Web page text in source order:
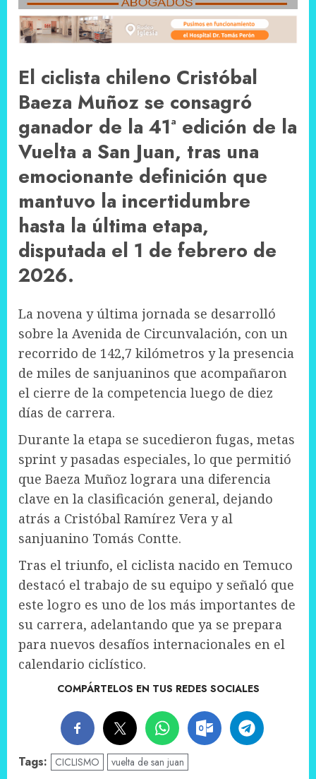
El ciclista chileno Cristóbal
Baeza Muñoz se consagró
ganador de la 41ª edición de la
Vuelta a San Juan, tras una
emocionante definición que
mantuvo la incertidumbre
hasta la última etapa,
disputada el 1 de febrero de
2026.
La novena y última jornada se desarrolló
sobre la Avenida de Circunvalación, con un
recorrido de 142,7 kilómetros y la presencia
de miles de sanjuaninos que acompañaron
el cierre de la competencia luego de diez
días de carrera.
Durante la etapa se sucedieron fugas, metas
sprint y pasadas especiales, lo que permitió
que Baeza Muñoz lograra una diferencia
clave en la clasificación general, dejando
atrás a Cristóbal Ramírez Vera y al
sanjuanino Tomás Contte.
Tras el triunfo, el ciclista nacido en Temuco
destacó el trabajo de su equipo y señaló que
este logro es uno de los más importantes de
su carrera, adelantando que ya se prepara
para nuevos desafíos internacionales en el
calendario ciclístico.
COMPÁRTELOS EN TUS REDES SOCIALES
Tags: CICLISMO vuelta de san juan